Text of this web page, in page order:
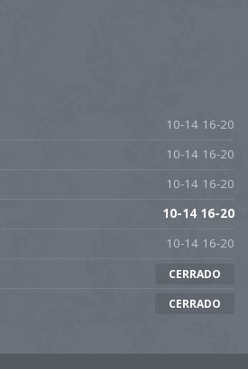
10-14 16-20
10-14 16-20
10-14 16-20
10-14 16-20
10-14 16-20
CERRADO
CERRADO